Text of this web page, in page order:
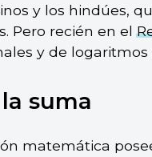
y los hindúes,
Pero recién en el
y de logaritmos
suma
matemática